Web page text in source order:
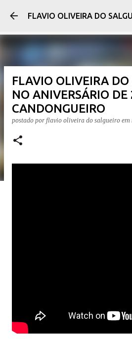
Pular para o
FLAVIO OLIVEIRA DO
FLAVIO OLIVEIRA DO
NO ANIVERSÁRIO
CANDONGUEIRO
postado por flavio oliveira do salgueiro em